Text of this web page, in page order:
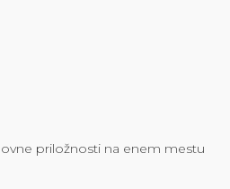
priložnosti na enem mestu